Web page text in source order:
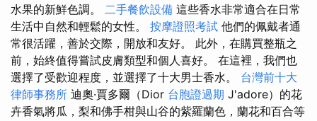
水果的新鮮色調。 二手餐飲設備 這些香水非常適合在日常
生活中自然和輕鬆的女性。 按摩證照考試 他們的佩戴者通
常很活躍，善於交際，開放和友好。 此外，在購買整瓶之
前，始終值得嘗試皮膚類型和個人喜好。 在這裡，我們也
選擇了受歡迎程度，並選擇了十大男士香水。 台灣前十大
律師事務所 迪奧·賈多爾（Dior 台胞證過期 J'adore）的花
卉香氣將瓜，梨和佛手柑與山谷的紫羅蘭色，蘭花和百合等